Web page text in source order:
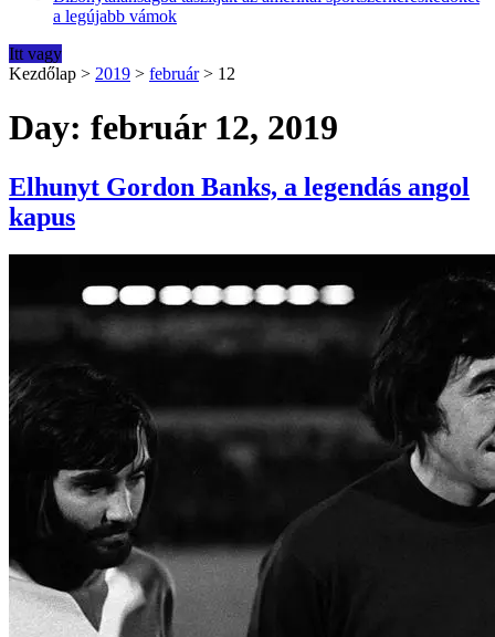
a legújabb vámok
Itt vagy
Kezdőlap > 2019 > február > 12
Day: február 12, 2019
Elhunyt Gordon Banks, a legendás angol
kapus